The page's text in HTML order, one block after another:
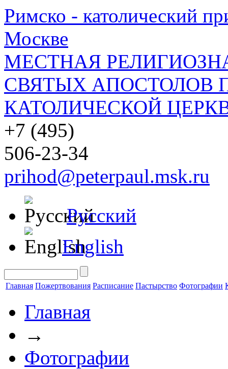
Римско - католический
Москве
МЕСТНАЯ
СВЯТЫХ АПОСТОЛОВ
КАТОЛИЧЕСКОЙ
+7 (495)
506-23-34
prihod@peterpaul.msk.ru
Русский
English
Главная Пожертвования Расписание Пастырство Фотографии
Главная
→
Фотографии